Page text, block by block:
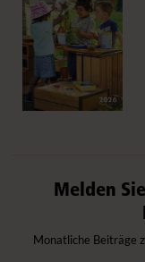
Melden
Monatliche Beiträge